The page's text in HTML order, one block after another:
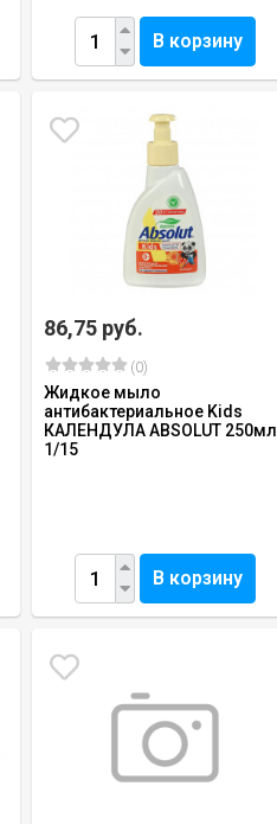
В корзину
86,75 руб.
(0)
Жидкое мыло
антибактериальное Kids
КАЛЕНДУЛА ABSOLUT 250мл
1/15
В корзину